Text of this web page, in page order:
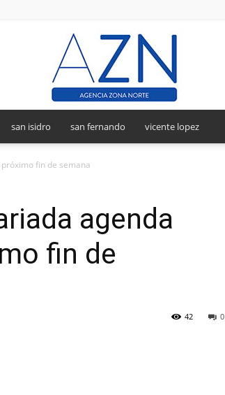
san isidro san fernando vicente lopez
fin de semana
agenda
fin de
0
42